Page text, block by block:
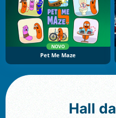
NOVO
Pet Me Maze
Hall da